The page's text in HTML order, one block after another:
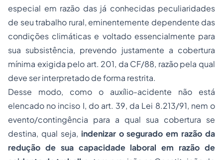
especial em razão das já conhecidas peculiaridades
de seu trabalho rural, eminentemente dependente das
condições climáticas e voltado essencialmente para
sua subsistência, prevendo justamente a cobertura
mínima exigida pelo art. 201, da CF/88, razão pela qual
deve ser interpretado de forma restrita.
Desse modo, como o auxílio-acidente não está
elencado no inciso I, do art. 39, da Lei 8.213/91, nem o
evento/contingência para a qual sua cobertura se
destina, qual seja, indenizar o segurado em razão da
redução de sua capacidade laboral em razão de